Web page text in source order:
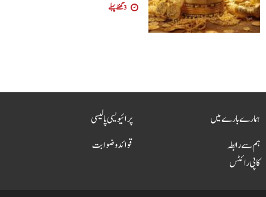
3 گھنٹے پہلے
ہمارے بارے میں
ہم سے رابطہ
پرائیویسی پالیسی
قوائد و ضوابت
کاپی رائٹس